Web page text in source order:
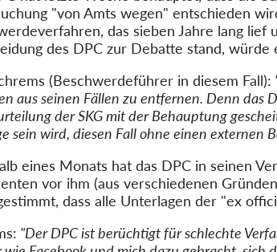
"von Amts wegen" entschieden
das sieben Jahre lang lief
des DPC zur Debatte stand, würde
(Beschwerdeführer in diesem Fall):
aus seinen Fällen zu entfernen. Denn
der SKG mit der Behauptung
sein wird, diesen Fall ohne einen
eines Monats hat das DPC in seinen
vor ihm (aus verschiedenen
dass alle Unterlagen der "ex
"Der DPC ist berüchtigt für schlechte